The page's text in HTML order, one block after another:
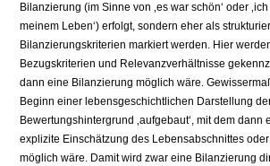
Bilanzierung (im Sinne von ‚es war schön‘ oder
meinem Leben‘) erfolgt, sondern eher als
Bilanzierungskriterien markiert werden. Hier
Bezugskriterien und Relevanzverhältnisse
dann eine Bilanzierung möglich wäre.
Beginn einer lebensgeschichtlichen Darstellung
Bewertungshintergrund ‚aufgebaut‘, mit dem dann
explizite Einschätzung des Lebensabschnittes
möglich wäre. Damit wird zwar eine Bilanzierung